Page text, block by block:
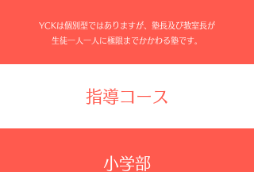
YCKは個別型ではありますが、塾長及び教室長が
生徒一人一人に極限までかかわる塾です。​
​​指導コース
​​小学部